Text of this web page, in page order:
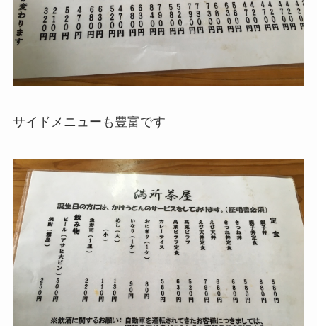
サイドメニューも豊富です